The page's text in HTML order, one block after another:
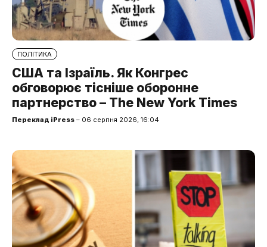
ПОЛІТИКА
США та Ізраїль. Як Конгрес
обговорює тісніше оборонне
партнерство – The New York Times
Переклад iPress – 06 серпня 2026, 16:04